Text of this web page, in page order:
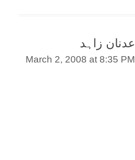
عدنان زاہد
March 2, 2008 at 8:35 PM